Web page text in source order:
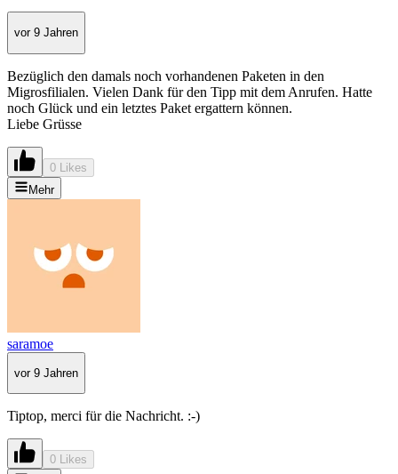
vor 9 Jahren
Bezüglich den damals noch vorhandenen Paketen in den
Migrosfilialen. Vielen Dank für den Tipp mit dem Anrufen. Hatte
noch Glück und ein letztes Paket ergattern können.
Liebe Grüsse
0 Likes
Mehr
saramoe
vor 9 Jahren
Tiptop, merci für die Nachricht. :-)
0 Likes